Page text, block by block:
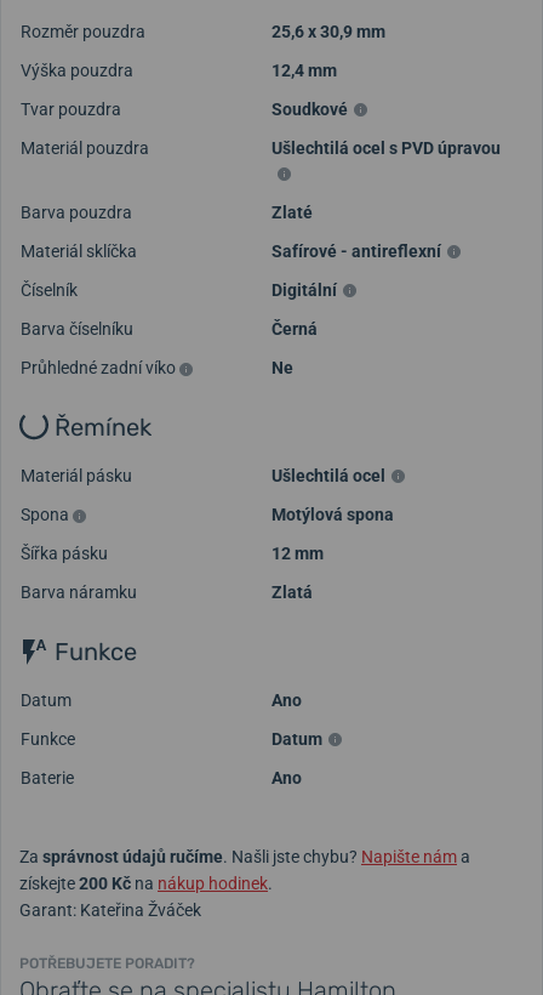
Rozměr pouzdra
25,6 x 30,9 mm
Výška pouzdra
12,4 mm
Tvar pouzdra
Soudkové
Materiál pouzdra
Ušlechtilá ocel s PVD úpravou
Barva pouzdra
Zlaté
Materiál sklíčka
Safírové - antireflexní
Číselník
Digitální
Barva číselníku
Černá
Průhledné zadní víko
Ne
Řemínek
Materiál pásku
Ušlechtilá ocel
Spona
Motýlová spona
Šířka pásku
12 mm
Barva náramku
Zlatá
Funkce
Datum
Ano
Funkce
Datum
Baterie
Ano
Za správnost údajů ručíme. Našli jste chybu? Napište náma
získejte200 Kč na nákup hodinek.
Garant: Kateřina Žváček
POTŘEBUJETE PORADIT?